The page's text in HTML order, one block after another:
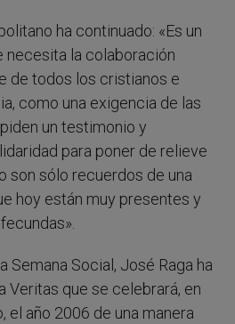
ha continuado: «Es un
necesita la colaboración
de todos los cristianos e
como una exigencia de las
un testimonio y
para poner de relieve
son sólo recuerdos de una
hoy están muy presentes y
Semana Social, José Raga ha
Veritas que se celebrará, en
el año 2006 de una manera